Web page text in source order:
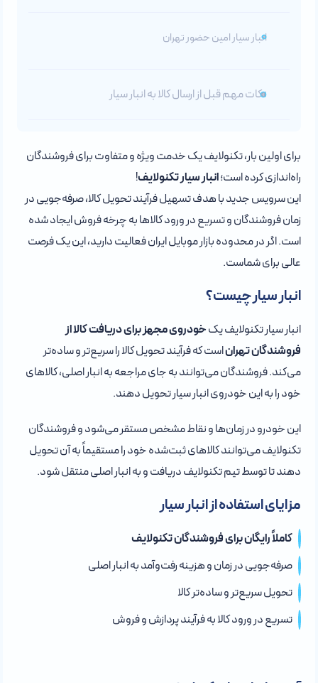
انبار سیار امین حضور تهران
نکات مهم قبل از ارسال کالا به انبار سیار
برای اولین بار، تکنولایف یک خدمت ویژه و متفاوت برای فروشندگان
راه‌اندازی کرده است؛انبار سیار تکنولایف!
این سرویس جدید با هدف تسهیل فرآیند تحویل کالا، صرفه‌جویی در
زمان فروشندگان و تسریع در ورود کالاها به چرخه فروش ایجاد شده
است. اگر در محدوده بازار موبایل ایران فعالیت دارید، این یک فرصت
عالی برای شماست.
انبار سیار چیست؟
انبار سیار تکنولایف یکخودروی مجهز برای دریافت کالا از
فروشندگان تهراناست که فرآیند تحویل کالا را سریع‌تر و ساده‌تر
می‌کند. فروشندگان می‌توانند به جای مراجعه به انبار اصلی، کالاهای
خود را به این خودروی انبار سیار تحویل دهند.
این خودرو در زمان‌ها و نقاط مشخص مستقر می‌شود و فروشندگان
تکنولایف می‌توانند کالاهای ثبت‌شده خود را مستقیماً به آن تحویل
دهند تا توسط تیم تکنولایف دریافت و به انبار اصلی منتقل شود.
مزایای استفاده از انبار سیار
کاملاً رایگان برای فروشندگان تکنولایف
صرفه‌جویی در زمان و هزینه رفت‌وآمد به انبار اصلی
تحویل سریع‌تر و ساده‌تر کالا
تسریع در ورود کالا به فرآیند پردازش و فروش